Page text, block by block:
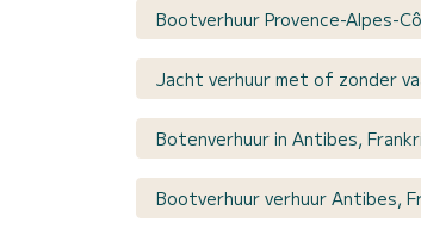
Bootverhuur Provence-Alpes-
Jacht verhuur met of zonder
Botenverhuur in Antibes,
Bootverhuur verhuur Antibes,